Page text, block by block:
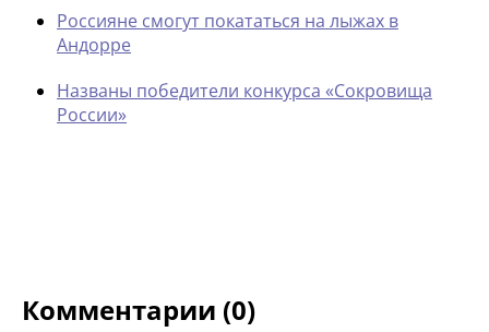
Россияне смогут покататься на лыжах в
Андорре
Названы победители конкурса «Сокровища
России»
Комментарии (0)